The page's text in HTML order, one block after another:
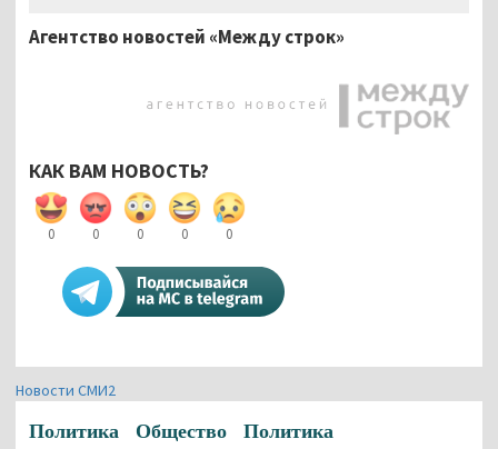
Агентство новостей «Между строк»
КАК ВАМ НОВОСТЬ?
0 0 0 0 0
Новости СМИ2
Политика Общество Политика